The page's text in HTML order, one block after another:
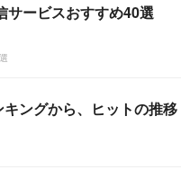
サービスおすすめ40選
ングから、ヒットの推移